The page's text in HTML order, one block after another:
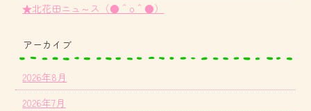
★北花田ニュ～ス（●＾o＾●）
アーカイブ
2026年8月
2026年7月